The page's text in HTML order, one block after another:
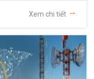
Xem chi tiết